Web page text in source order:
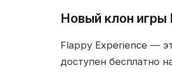
Новый клон игры
Flappy Experience —
доступен бесплатно